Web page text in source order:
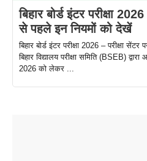
बिहार बोर्ड इंटर परीक्षा
से पहले इन नियमों को देखें
बिहार बोर्ड इंटर परीक्षा 2026 – परीक्षा
बिहार विद्यालय परीक्षा समिति (BSEB) द्वारा
2026 को लेकर ...